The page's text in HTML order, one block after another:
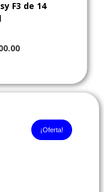
F3 de 14
¡Oferta!
actual